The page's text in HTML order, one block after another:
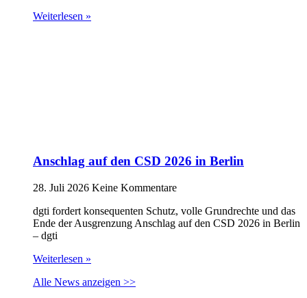
Weiterlesen »
Anschlag auf den CSD 2026 in Berlin
28. Juli 2026 Keine Kommentare
dgti fordert konsequenten Schutz, volle Grundrechte und das
Ende der Ausgrenzung Anschlag auf den CSD 2026 in Berlin
– dgti
Weiterlesen »
Alle News anzeigen >>